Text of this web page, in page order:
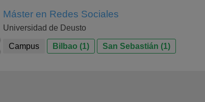
Máster en Redes Sociales
Universidad de Deusto
Campus Bilbao (1) San Sebastián (1)